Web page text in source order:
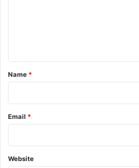
*
Name *
Email *
Website